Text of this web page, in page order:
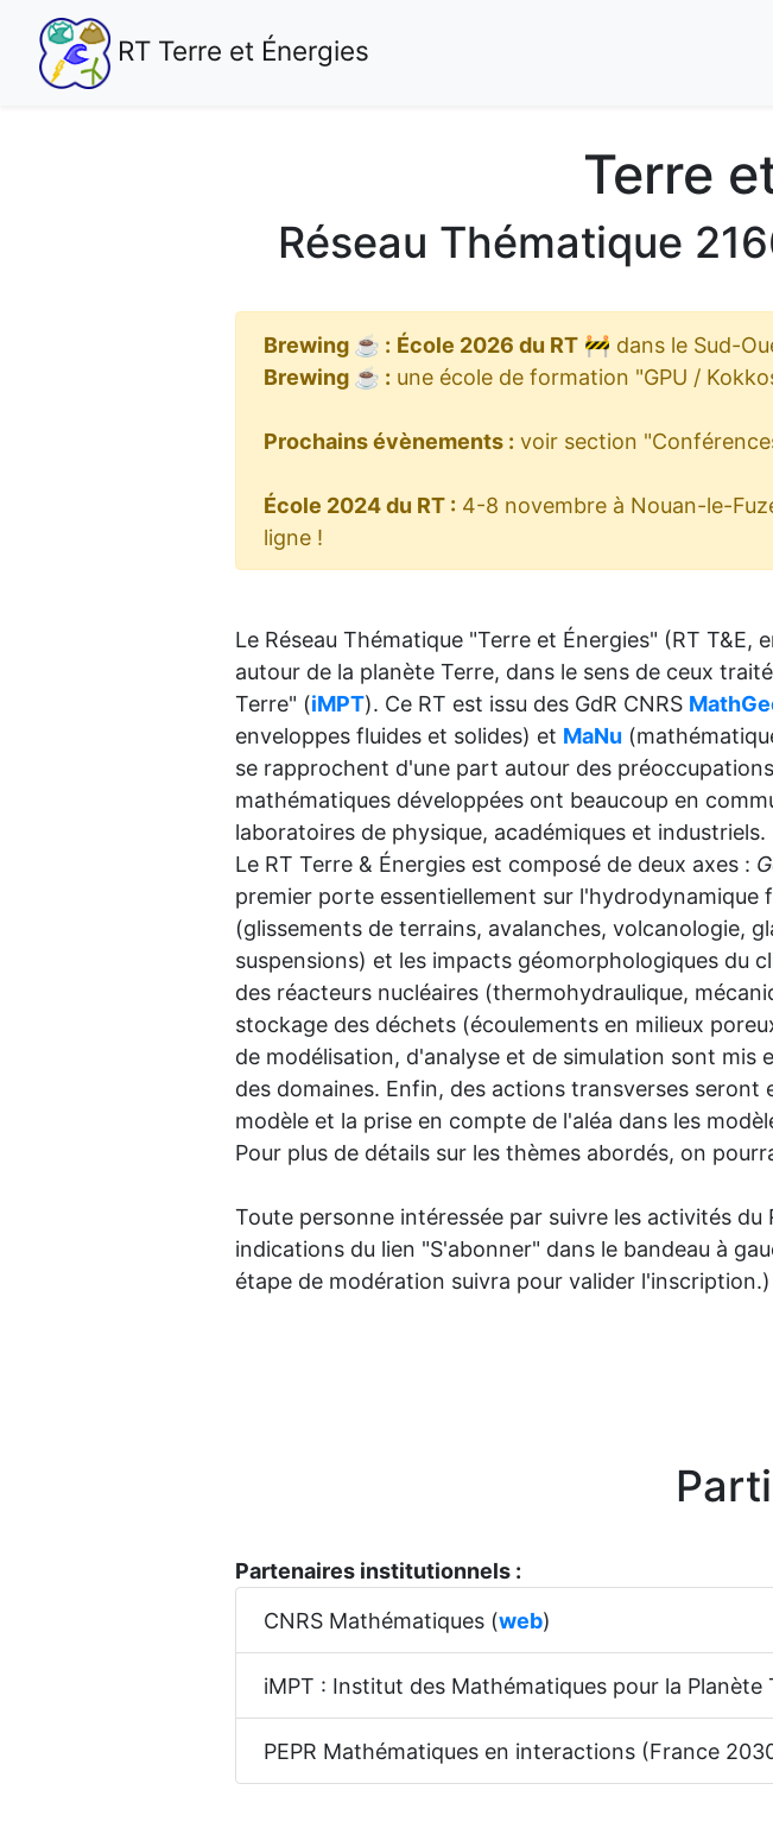
RT Terre et Énergies
Terre
Réseau Thématique
Brewing ☕ : École 2026 du RT🚧 dans le Sud-
Brewing ☕ : une école de formation "GPU /
Prochains évènements : voir section
École 2024 du RT : 4-8 novembre à Nouan-le-
ligne !
Le Réseau Thématique "Terre et Énergies" (RT
autour de la planète Terre, dans le sens de ceux
Terre" (iMPT). Ce RT est issu des GdR CNRS
enveloppes fluides et solides) et MaNu
se rapprochent d'une part autour des
mathématiques développées ont beaucoup en
laboratoires de physique, académiques et industriels.
Le RT Terre & Énergies est composé de deux axes :
premier porte essentiellement sur l'hydrodynamique
(glissements de terrains, avalanches, volcanologie,
suspensions) et les impacts géomorphologiques du
des réacteurs nucléaires (thermohydraulique,
stockage des déchets (écoulements en milieux
de modélisation, d'analyse et de simulation sont
des domaines. Enfin, des actions transverses
modèle et la prise en compte de l'aléa dans les
Pour plus de détails sur les thèmes abordés, on
Toute personne intéressée par suivre les activités du
indications du lien "S'abonner" dans le bandeau à
étape de modération suivra pour valider l'inscription.)
Partenaires institutionnels :
CNRS Mathématiques (web)
iMPT : Institut des Mathématiques pour la Planète
PEPR Mathématiques en interactions (France